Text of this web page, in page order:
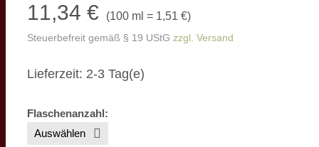
11,34 € (100 ml = 1,51 €)
Steuerbefreit gemäß § 19 UStG zzgl. Versand
Lieferzeit: 2-3 Tag(e)
Flaschenanzahl: